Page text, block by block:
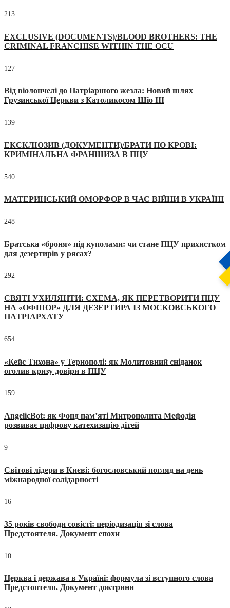
213
EXCLUSIVE (DOCUMENTS)/BLOOD BROTHERS: THE
CRIMINAL FRANCHISE WITHIN THE OCU
127
Від віолончелі до Патріаршого жезла: Новий шлях
Грузинської Церкви з Католикосом Шіо III
139
ЕКСКЛЮЗИВ (ДОКУМЕНТИ)/БРАТИ ПО КРОВІ:
КРИМІНАЛЬНА ФРАНШИЗА В ПЦУ
540
МАТЕРИНСЬКИЙ ОМОРФОР В ЧАС ВІЙНИ В УКРАЇНІ
248
Братська «броня» під куполами: чи стане ПЦУ прихистком
для дезертирів у рясах?
292
СВЯТІ УХИЛЯНТИ: СХЕМА, ЯК ПЕРЕТВОРИТИ ПЦУ
НА «ОФШОР» ДЛЯ ДЕЗЕРТИРА ІЗ МОСКОВСЬКОГО
ПАТРІАРХАТУ
654
«Кейс Тихона» у Тернополі: як Молитовний сніданок
оголив кризу довіри в ПЦУ
159
AngelicBot: як Фонд пам’яті Митрополита Мефодія
розвиває цифрову катехизацію дітей
9
Світові лідери в Києві: богословський погляд на день
міжнародної солідарності
16
35 років свободи совісті: періодизація зі слова
Предстоятеля. Документ епохи
10
Церква і держава в Україні: формула зі вступного слова
Предстоятеля. Документ доктрини